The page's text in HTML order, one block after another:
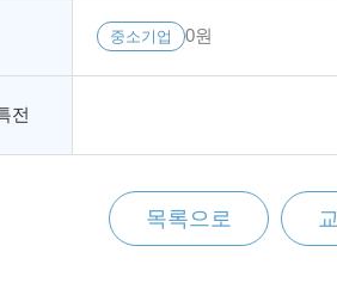
중소기업 0원
전
목록으로